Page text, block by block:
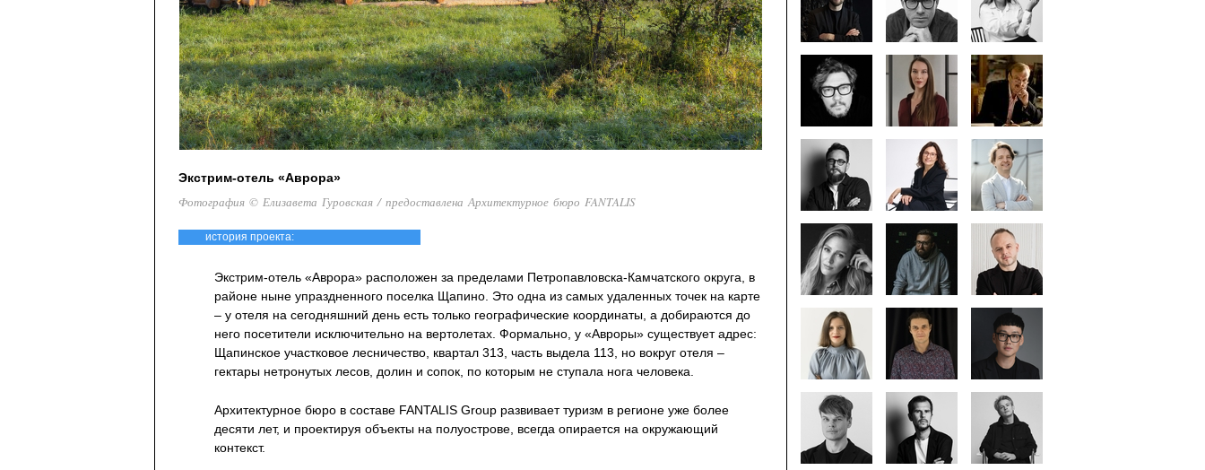
Экстрим-отель «Аврора»
Фотография © Елизавета Гуровская / предоставлена Архитектурное бюро FANTALIS
история проекта:
Экстрим-отель «Аврора» расположен за пределами Петропавловска-Камчатского округа, в
районе ныне упраздненного поселка Щапино. Это одна из самых удаленных точек на карте
– у отеля на сегодняшний день есть только географические координаты, а добираются до
него посетители исключительно на вертолетах. Формально, у «Авроры» существует адрес:
Щапинское участковое лесничество, квартал 313, часть выдела 113, но вокруг отеля –
гектары нетронутых лесов, долин и сопок, по которым не ступала нога человека.
Архитектурное бюро в составе FANTALIS Group развивает туризм в регионе уже более
десяти лет, и проектируя объекты на полуострове, всегда опирается на окружающий
контекст.